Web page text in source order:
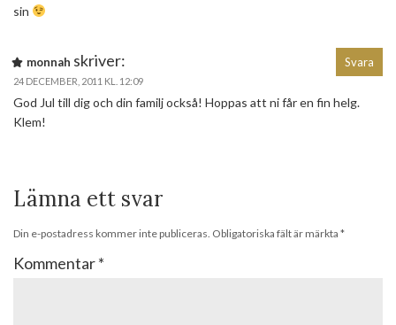
sin
monnah skriver:
24 DECEMBER, 2011 KL. 12:09
God Jul till dig och din familj också! Hoppas att ni får en fin helg.
Klem!
Svara
Lämna ett svar
Din e-postadress kommer inte publiceras. Obligatoriska fält är märkta *
Kommentar*